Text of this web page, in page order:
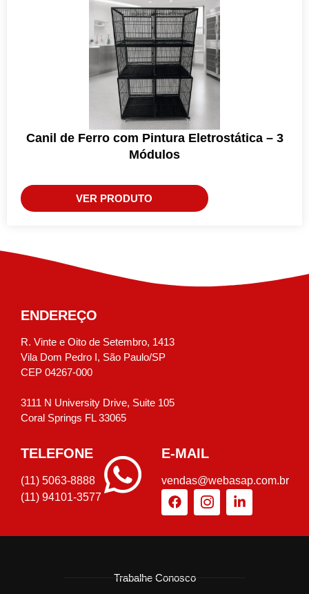
Canil de Ferro com Pintura Eletrostática – 3
Módulos
VER PRODUTO
ENDEREÇO
R. Vinte e Oito de Setembro, 1413
Vila Dom Pedro I, São Paulo/SP
CEP 04267-000
3111 N University Drive, Suite 105
Coral Springs FL 33065
TELEFONE
(11) 5063-8888
(11) 94101-3577
E-MAIL
vendas@webasap.com.br
Trabalhe Conosco